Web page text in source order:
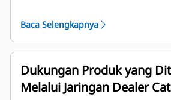
setelah penyalaan.
Baca Selengkapnya
Dukungan Produk yang
Melalui Jaringan Dealer